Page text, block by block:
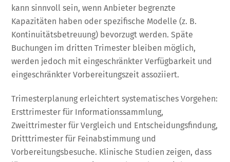
kann sinnvoll sein, wenn Anbieter begrenzte
Kapazitäten haben oder spezifische Modelle (z. B.
Kontinuitätsbetreuung) bevorzugt werden. Späte
Buchungen im dritten Trimester bleiben möglich,
werden jedoch mit eingeschränkter Verfügbarkeit und
eingeschränkter Vorbereitungszeit assoziiert.
Trimesterplanung erleichtert systematisches Vorgehen:
Ersttrimester für Informationssammlung,
Zweittrimester für Vergleich und Entscheidungsfindung,
Dritttrimester für Feinabstimmung und
Vorbereitungsbesuche. Klinische Studien zeigen, dass